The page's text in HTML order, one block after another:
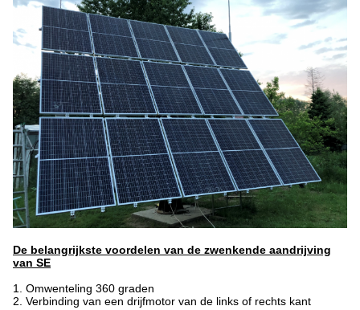
De belangrijkste voordelen van de zwenkende aandrijving
van SE
1. Omwenteling 360 graden
2. Verbinding van een drijfmotor van de links of rechts kant